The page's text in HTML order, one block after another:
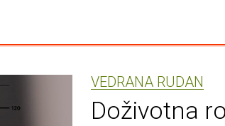
VEDRANA RUDAN
Doživotna